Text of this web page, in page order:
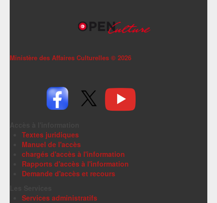
Ministère des Affaires Culturelles © 2026
Textes juridiques
Manuel de l'accès
chargés d'accès à l'information
Rapports d'accès à l'information
Demande d'accès et recours
Services administratifs